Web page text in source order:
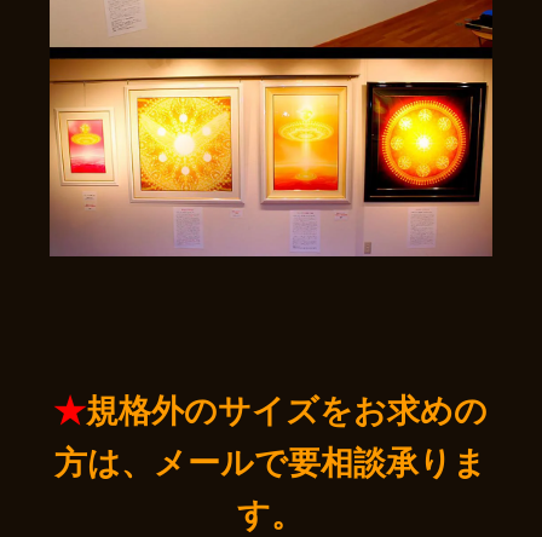
★規格外のサイズをお求めの
方は、 メールで要相談承りま
す。